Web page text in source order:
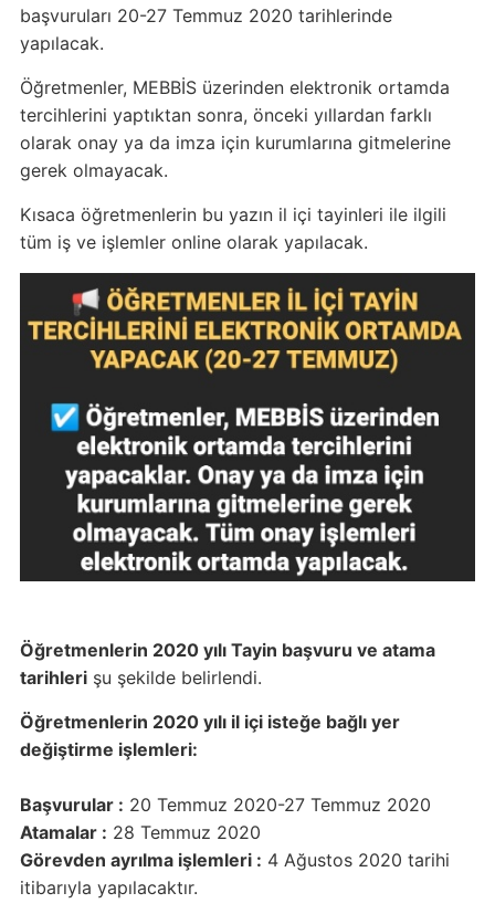
başvuruları 20-27 Temmuz 2020 tarihlerinde
yapılacak.
Öğretmenler, MEBBİS üzerinden elektronik ortamda
tercihlerini yaptıktan sonra, önceki yıllardan farklı
olarak onay ya da imza için kurumlarına gitmelerine
gerek olmayacak.
Kısaca öğretmenlerin bu yazın il içi tayinleri ile ilgili
tüm iş ve işlemler online olarak yapılacak.
Öğretmenlerin 2020 yılı Tayin başvuru ve atama
tarihlerişu şekilde belirlendi.
Öğretmenlerin 2020 yılı il içi isteğe bağlı yer
değiştirme işlemleri:
Başvurular : 20 Temmuz 2020-27 Temmuz 2020
Atamalar : 28 Temmuz 2020
Görevden ayrılma işlemleri : 4 Ağustos 2020 tarihi
itibarıyla yapılacaktır.